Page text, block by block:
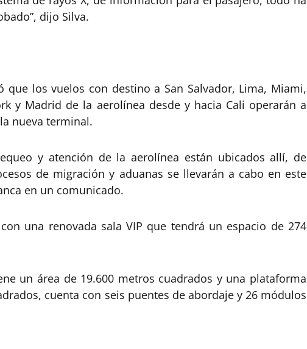
dijo Silva.
que los vuelos con destino a San Salvador, Lima, Miami,
y Madrid de la aerolínea desde y hacia Cali operarán a
nueva terminal.
y atención de la aerolínea están ubicados allí, de
de migración y aduanas se llevarán a cabo en este
en un comunicado.
una renovada sala VIP que tendrá un espacio de 274
un área de 19.600 metros cuadrados y una plataforma
cuenta con seis puentes de abordaje y 26 módulos